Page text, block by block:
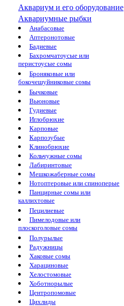
Аквариум и его оборудование
Аквариумные рыбки
Анабасовые
Аптеронотовые
Бадиевые
Бахромчатоусые или
перистоусые сомы
Броняковые или
бокочешуйниковые сомы
Бычковые
Вьюновые
Гудиевые
Иглобрюхие
Карповые
Карпозубые
Клинобрюхие
Кольчужные сомы
Лабиринтовые
Мешкожаберные сомы
Нотоптеровые или спиноперые
Панцирные сомы или
каллихтовые
Пецилиевые
Пимелодовые или
плоскоголовые сомы
Полурылые
Радужницы
Хаковые сомы
Харациновые
Хелостомовые
Хоботнорылые
Центропомовые
Цихлиды